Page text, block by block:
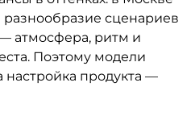
сценариев
атмосфера, ритм и
Поэтому модели
настройка продукта —